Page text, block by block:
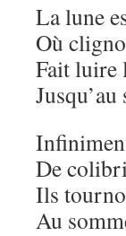
La lune
Où
Fait luire
De
Ils
Au